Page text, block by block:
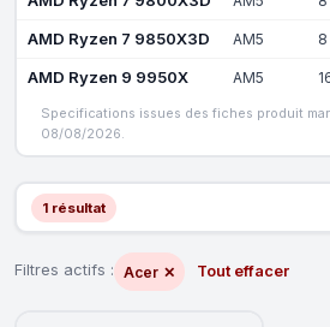
AMD Ryzen 7 9850X3D AM5 8
AMD Ryzen 9 9950X AM5
Specifications issues des fiches produit
08/08/2026.
1 résultat
Filtres actifs : Acer ✕ Tout effacer